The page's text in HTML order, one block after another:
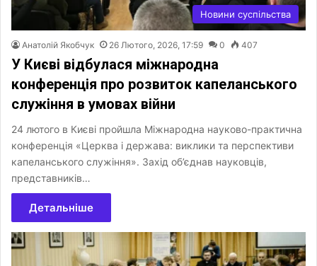
Новини суспільства
Анатолій Якобчук 26 Лютого, 2026, 17:59 0 407
У Києві відбулася міжнародна
конференція про розвиток капеланського
служіння в умовах війни
24 лютого в Києві пройшла Міжнародна науково-практична
конференція «Церква і держава: виклики та перспективи
капеланського служіння». Захід об’єднав науковців,
представників…
Детальніше